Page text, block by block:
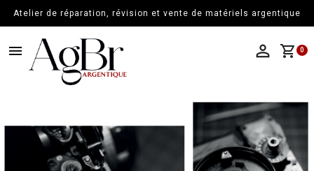
Atelier de réparation, révision et vente de matériels argentique
menu shopping_cart 0